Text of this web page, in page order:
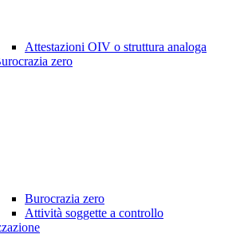
Attestazioni OIV o struttura analoga
zero
Burocrazia zero
Attività soggette a controllo